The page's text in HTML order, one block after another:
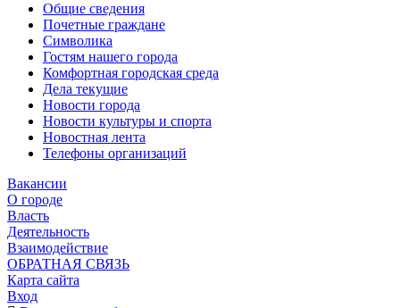
Общие сведения
Почетные граждане
Символика
Гостям нашего города
Комфортная городская среда
Дела текущие
Новости города
Новости культуры и спорта
Новостная лента
Телефоны организаций
Вакансии
О городе
Власть
Деятельность
Взаимодействие
ОБРАТНАЯ СВЯЗЬ
Карта сайта
Вход